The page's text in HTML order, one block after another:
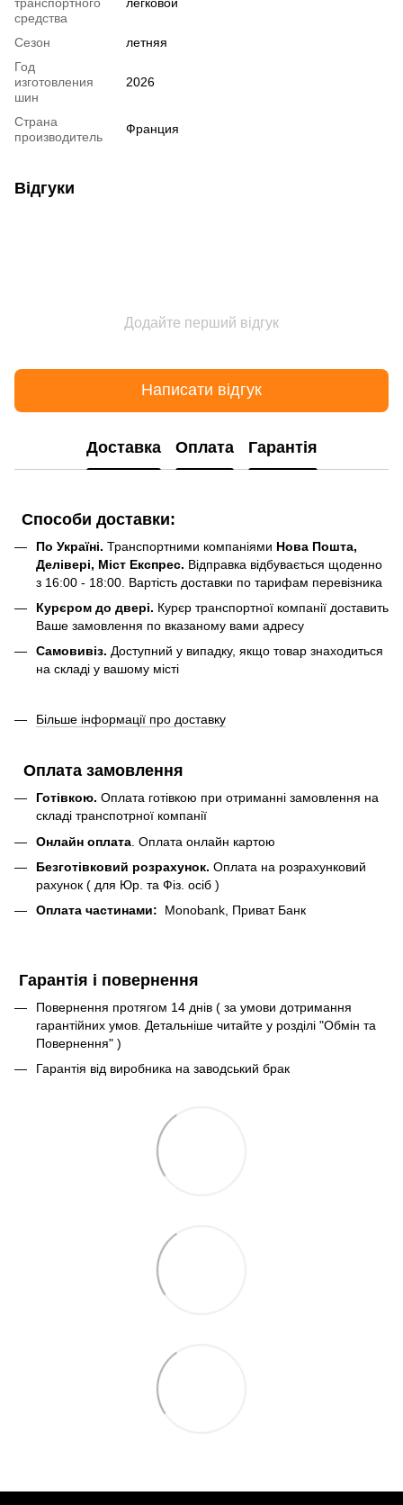
средства
Сезон
летняя
Год
изготовления
шин
2026
Страна
производитель
Франция
Відгуки
Додайте перший відгук
Написати відгук
Доставка Оплата Гарантія
Способи доставки:
По Україні. Транспортними компаніями Нова Пошта,
Делівері, Міст Експрес. Відправка відбувається щоденно
з 16:00 - 18:00. Вартість доставки по тарифам перевізника
Курєром до двері. Курєр транспортної компанії доставить
Ваше замовлення по вказаному вами адресу
Самовивіз. Доступний у випадку, якщо товар знаходиться
на складі у вашому місті
Більше інформації про доставку
Оплата замовлення
Готівкою. Оплата готівкою при отриманні замовлення на
складі транспотрної компанії
Онлайн оплата . Оплата онлайн картою
Безготівковий розрахунок. Оплата на розрахунковий
рахунок ( для Юр. та Фіз. осіб )
Оплата частинами: Monobank, Приват Банк
Гарантія і повернення
Повернення протягом 14 днів ( за умови дотримання
гарантійних умов. Детальніше читайте у розділі "Обмін та
Повернення" )
Гарантія від виробника на заводський брак